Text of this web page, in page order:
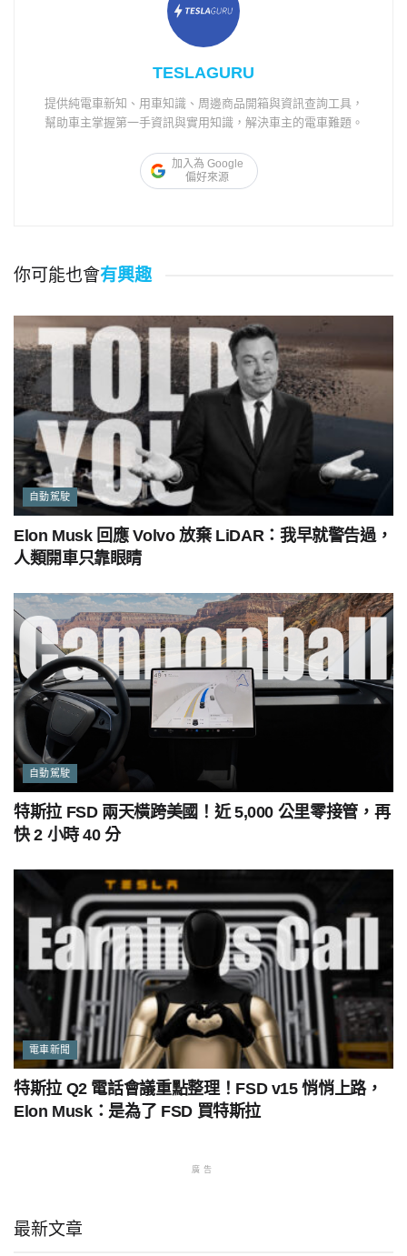
TESLAGURU
提供純電車新知、用車知識、周邊商品開箱與資訊查詢工具，
幫助車主掌握第一手資訊與實用知識，解決車主的電車難題。
加入為 Google
偏好來源
你可能也會有興趣
自動駕駛
Elon Musk 回應 Volvo 放棄 LiDAR：我早就警告過，
人類開車只靠眼睛
自動駕駛
特斯拉 FSD 兩天橫跨美國！近 5,000 公里零接管，再
快 2 小時 40 分
電車新聞
特斯拉 Q2 電話會議重點整理！FSD v15 悄悄上路，
Elon Musk：是為了 FSD 買特斯拉
廣告
最新文章